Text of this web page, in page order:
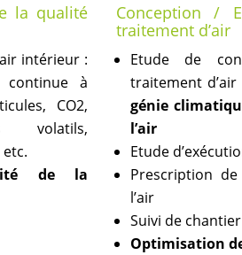
la qualité
intérieur :
continue à
CO2,
volatils,
de la
Conception /
traitement d’air
Etude de
traitement d’air
génie
l’air
Etude
Prescription
l’air
Suivi de
Optimisation